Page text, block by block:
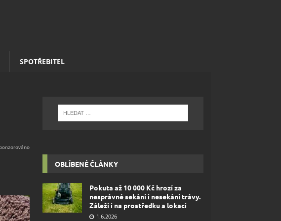
SPOTŘEBITEL
OBLÍBENÉ ČLÁNKY
Pokuta až 10 000 Kč hrozí za
nesprávné sekání i nesekání trávy.
Záleží i na prostředku a lokaci
1.6.2026